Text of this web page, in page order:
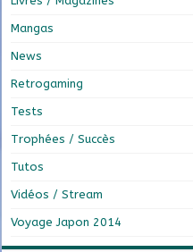
Mangas
News
Retrogaming
Tests
Trophées / Succès
Tutos
Vidéos / Stream
Voyage Japon 2014